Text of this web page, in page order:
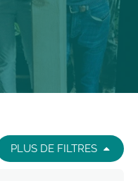
PLUS DE FILTRES